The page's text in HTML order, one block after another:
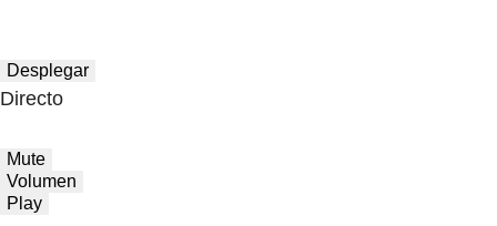
Desplegar
Directo
Mute
Volumen
Play